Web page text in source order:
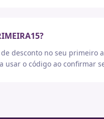
de desconto no seu
usar o código ao confirmar